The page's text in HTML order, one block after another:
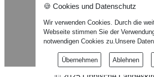
Impressum
Datenschutzerklärung
🍪 Cookies und Datenschutz
Wir verwenden Cookies. Durch die
Webseite stimmen Sie der
notwendigen Cookies zu.Unsere
Übernehmen Ablehnen